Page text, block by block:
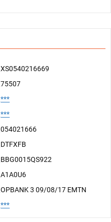
XS0540216669
75507
***
***
054021666
DTFXFB
BBG0015QS922
A1A0U6
OPBANK 3 09/08/17 EMTN
***